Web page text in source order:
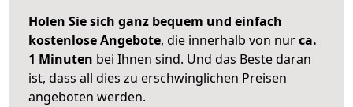
Holen Sie sich ganz bequem und einfach
kostenlose Angebote, die innerhalb von nurca.
1 Minuten bei Ihnen sind. Und das Beste daran
ist, dass all dies zu erschwinglichen Preisen
angeboten werden.